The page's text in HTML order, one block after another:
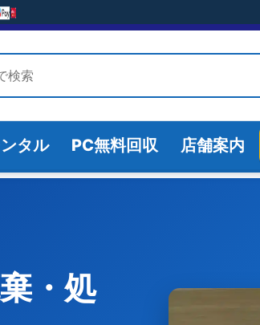
タル PC無料回収 店舗案内
タル PC無料回収 店舗案内
・処